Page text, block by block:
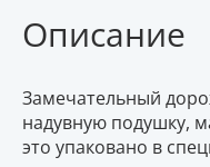
Описание
Замечательный
надувную подушку,
это упаковано в